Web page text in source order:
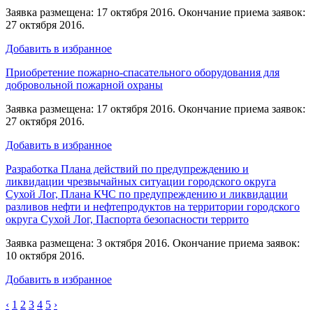
Заявка размещена: 17 октября 2016. Окончание приема заявок:
27 октября 2016.
Добавить в избранное
Приобретение пожарно-спасательного оборудования для
добровольной пожарной охраны
Заявка размещена: 17 октября 2016. Окончание приема заявок:
27 октября 2016.
Добавить в избранное
Разработка Плана действий по предупреждению и
ликвидации чрезвычайных ситуации городского округа
Сухой Лог, Плана КЧС по предупреждению и ликвидации
разливов нефти и нефтепродуктов на территории городского
округа Сухой Лог, Паспорта безопасности террито
Заявка размещена: 3 октября 2016. Окончание приема заявок:
10 октября 2016.
Добавить в избранное
‹ 1 2 3 4 5 ›